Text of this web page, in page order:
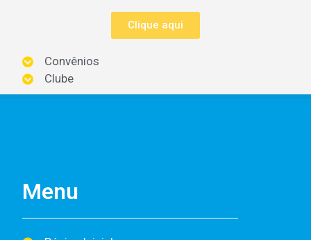
Clique aqui
Convênios
Clube
Menu